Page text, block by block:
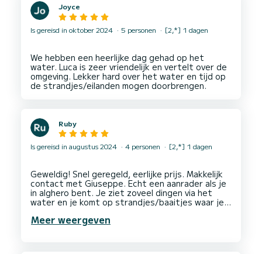
Joyce
Is gereisd in oktober 2024 5 personen [2,*] 1 dagen
We hebben een heerlijke dag gehad op het
water. Luca is zeer vriendelijk en vertelt over de
omgeving. Lekker hard over het water en tijd op
Ruby
Is gereisd in augustus 2024 4 personen [2,*] 1 dagen
Geweldig! Snel geregeld, eerlijke prijs. Makkelijk
contact met Giuseppe. Echt een aanrader als je
in alghero bent. Je ziet zoveel dingen via het
water en je komt op strandjes/baaitjes waar je
Meer weergeven